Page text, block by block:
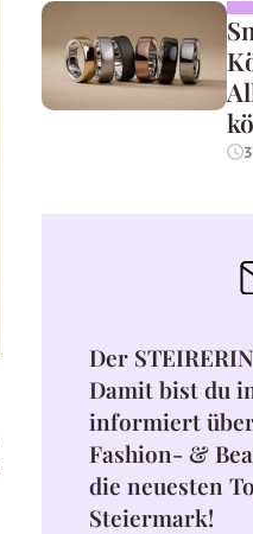
Der
Damit bist du
informiert
Fashion- &
die neuesten
Steiermark!